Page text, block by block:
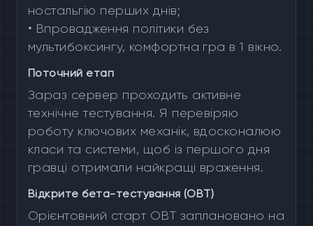
ностальгію перших днів;
• Впровадження політики без
мультибоксингу, комфортна гра в 1 вікно.
Поточний етап
Зараз сервер проходить активне
технічне тестування. Я перевіряю
роботу ключових механік, вдосконалюю
класи та системи, щоб із першого дня
гравці отримали найкращі враження.
Відкрите бета-тестування (OBT)
Орієнтовний старт OBT заплановано на